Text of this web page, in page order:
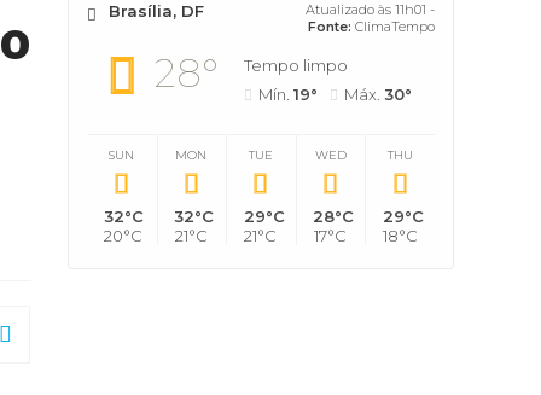
Brasília, DF
Atualizado às 11h01 -
Fonte: ClimaTempo
28°
Tempo limpo
Mín. 19° Máx. 30°
SUN
32°C
20°C
MON
32°C
21°C
TUE
29°C
21°C
WED
28°C
17°C
THU
29°C
18°C